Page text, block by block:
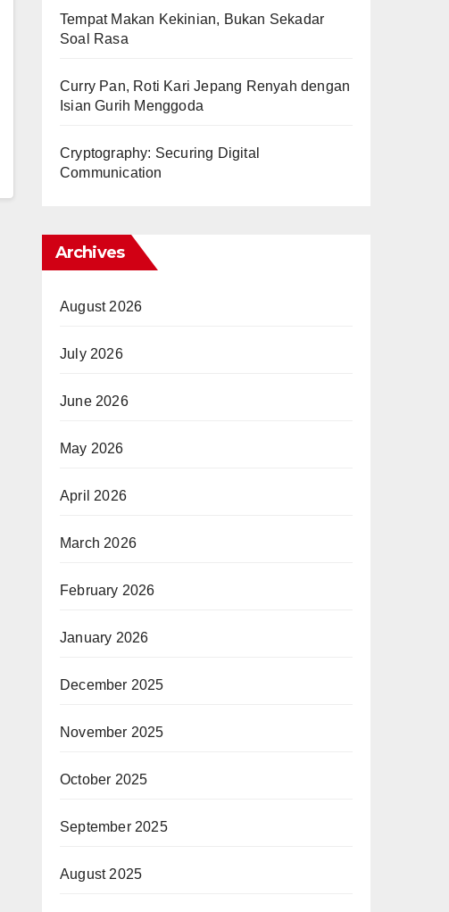
Tempat Makan Kekinian, Bukan Sekadar
Soal Rasa
Curry Pan, Roti Kari Jepang Renyah dengan
Isian Gurih Menggoda
Cryptography: Securing Digital
Communication
Archives
August 2026
July 2026
June 2026
May 2026
April 2026
March 2026
February 2026
January 2026
December 2025
November 2025
October 2025
September 2025
August 2025